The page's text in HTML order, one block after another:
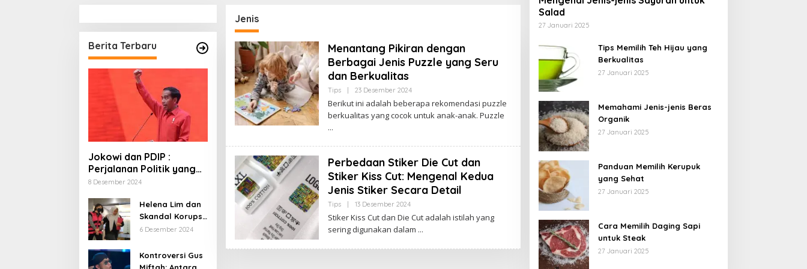
Berita Terbaru
Jokowi dan PDIP :
Perjalanan Politik yang
Penuh Warna dan
8 Desember 2024
Helena Lim dan
Skandal Korupsi
Timah: Kisah
yang Menjerat
Hukum
6 Desember 2024
Kontroversi Gus
Jenis
Menantang Pikiran dengan
Berbagai Jenis Puzzle yang Seru
dan Berkualitas
Tips 23 Desember 2024O
E
H
A
J
A
M
B
Berikut ini adalah beberapa rekomendasi puzzle
berkualitas yang cocok untuk anak-anak. Puzzle
Perbedaan Stiker Die Cut dan
Stiker Kiss Cut: Mengenal Kedua
Jenis Stiker Secara Detail
Tips 13 Desember 2024O
E
H
Stiker Kiss Cut dan Die Cut adalah istilah yang
sering digunakan dalam
Salad
27 Januari 2025
Tips Memilih Teh Hijau yang
Berkualitas
27 Januari 2025
Memahami Jenis-jenis Beras
Organik
27 Januari 2025
Panduan Memilih Kerupuk
yang Sehat
27 Januari 2025
Cara Memilih Daging Sapi
untuk Steak
27 Januari 2025